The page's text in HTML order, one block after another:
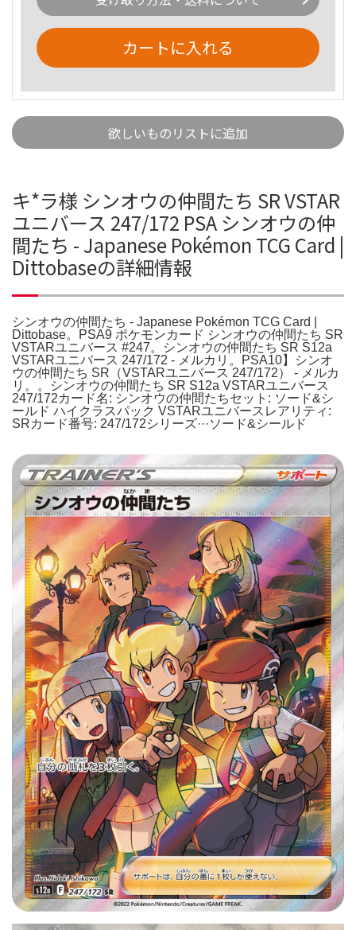
カートに入れる
欲しいものリストに追加
キ*ラ様 シンオウの仲間たち SR VSTAR
ユニバース 247/172 PSA シンオウの仲
間たち - Japanese Pokémon TCG Card |
Dittobaseの詳細情報
シンオウの仲間たち - Japanese Pokémon TCG Card |
Dittobase。PSA9 ポケモンカード シンオウの仲間たち SR
VSTARユニバース #247。シンオウの仲間たち SR S12a
VSTARユニバース 247/172 - メルカリ。PSA10】シンオ
ウの仲間たち SR（VSTARユニバース 247/172） - メルカ
リ。。シンオウの仲間たち SR S12a VSTARユニバース
247/172カード名: シンオウの仲間たちセット: ソード&シ
ールド ハイクラスパック VSTARユニバースレアリティ:
SRカード番号: 247/172シリーズ···ソード&シールド